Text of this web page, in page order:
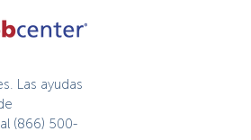
Las ayudas
(866) 500-